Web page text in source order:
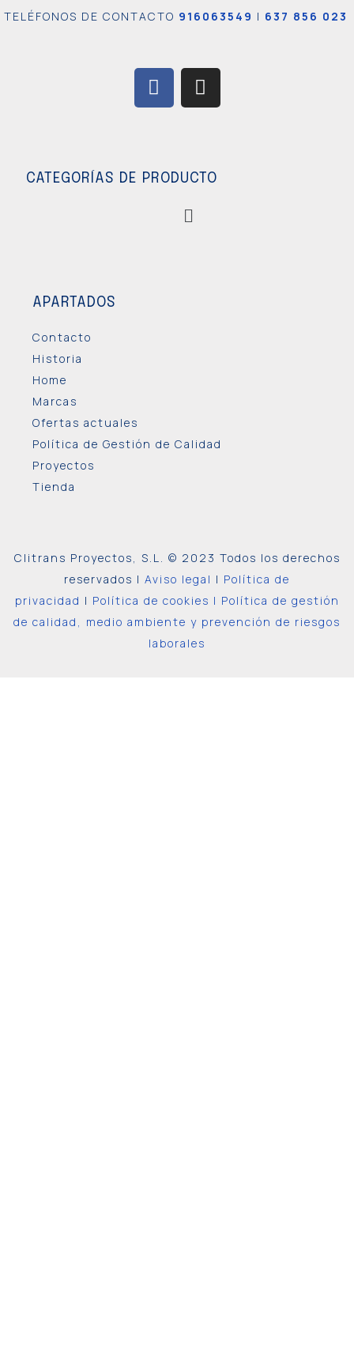
TELÉFONOS DE CONTACTO 916063549 | 637 856 023
CATEGORÍAS DE PRODUCTO
APARTADOS
Contacto
Historia
Home
Marcas
Ofertas actuales
Política de Gestión de Calidad
Proyectos
Tienda
Clitrans Proyectos, S.L. © 2023 Todos los derechos
reservados | Aviso legal | Política de
privacidad | Política de cookies | Política de gestión
de calidad, medio ambiente y prevención de riesgos
laborales